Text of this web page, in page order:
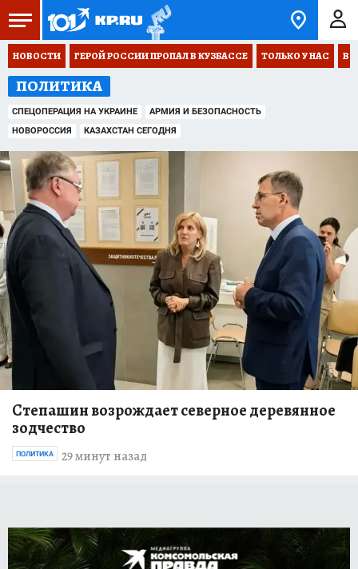
НОВОСТИ ГЕРОЙ РОССИИ ПРОПАЛ В КУЗБАССЕ ТОЛЬКО У НАС
ПОЛИТИКА
СПЕЦОПЕРАЦИЯ НА УКРАИНЕ
АРМИЯ И БЕЗОПАСНОСТЬ
НОВОРОССИЯ
КАЗАХСТАН СЕГОДНЯ
Степашин возрождает северное деревянное
зодчество
29 минут назад
ПОЛИТИКА